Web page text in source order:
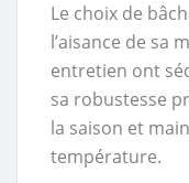
Le choix de
l’aisance de sa
entretien ont
sa robustesse
la saison et
température.